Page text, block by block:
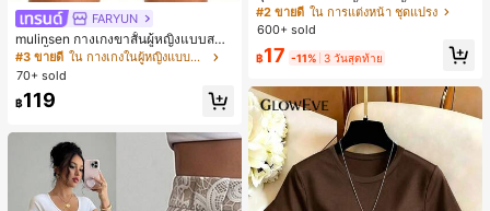
FARYUN
mulinsen กางเกงขาสั้นผู้หญิงแบบสบา
ยๆ สีพื้น หลวม อเนกประสงค์ กางเกงขา
สั้นกีฬา 2-In-1 สำหรับวิ่ง ฟิตเนส และก
ารฝึกซ้อมกีฬาในฤดูร้อน
#3 ขายดี
ใน กางเกงในผู้หญิงแบบแอคทีฟ
70+ sold
฿119
ปรงแต่งหน้า 13 ชิ้น, ฟองน้ำแต่งหน้ารู
ปหยดน้ำ 1 ชิ้น, แปรงแป้งรองพื้นกลม 1
1 ชิ้น - ชุดคลาสสิก ทำจากขนสังเคราะ
หญิงและเด็กผู้หญิง เหมาะสำหรับฤดูใบ
ไม้ร่วงและฤดูหนาว
#2 ขายดี ใน การแต่งหน้า ชุดแปรง
600+ sold
฿17 -11% 3 วันสุดท้าย